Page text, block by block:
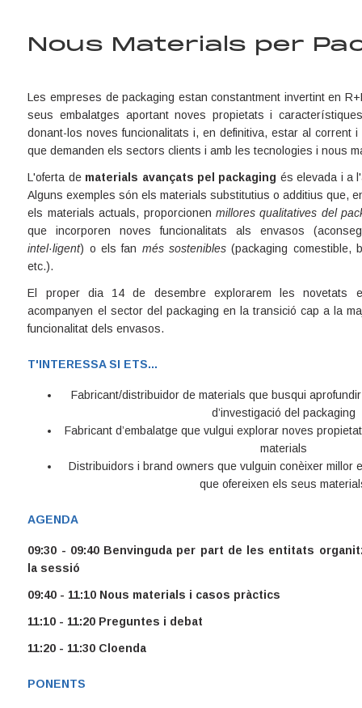
Nous Materials per
Les empreses de packaging estan constantment invertint en
seus embalatges aportant noves propietats i
donant-los noves funcionalitats i, en definitiva, estar al corrent
que demanden els sectors clients i amb les tecnologies i nous
L'oferta de materials avançats pel packaging és elevada i a
Alguns exemples són els materials substitutius o additius que,
els materials actuals, proporcionen millores qualitatives del
que incorporen noves funcionalitats als envasos
intel·ligent) o els fan més sostenibles (packaging comestible,
etc.).
El proper dia 14 de desembre explorarem les novetats
acompanyen el sector del packaging en la transició cap a la
funcionalitat dels envasos.
T'INTERESSA SI ETS...
Fabricant/distribuidor de materials que busqui
d’investigació del packaging
Fabricant d’embalatge que vulgui explorar noves
materials
Distribuidors i brand owners que vulguin conèixer millor
que ofereixen els seus
AGENDA
09:30 - 09:40 Benvinguda per part de les entitats
la sessió
09:40 - 11:10 Nous materials i casos pràctics
11:10 - 11:20 Preguntes i debat
11:20 - 11:30 Cloenda
PONENTS